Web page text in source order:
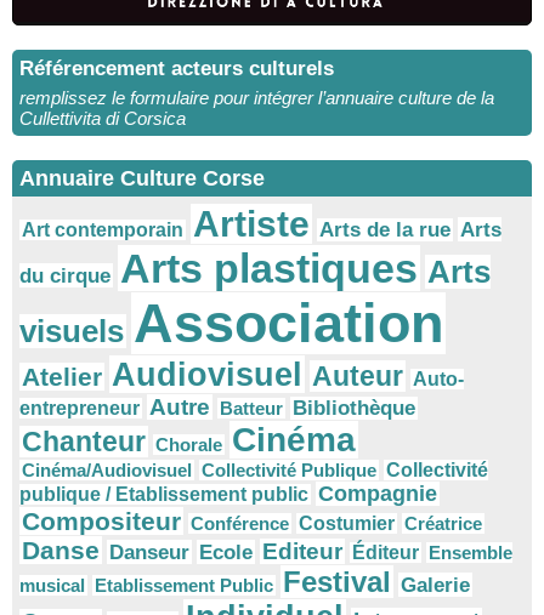
Référencement acteurs culturels
remplissez le formulaire pour intégrer l’annuaire culture de la
Cullettivita di Corsica
Annuaire Culture Corse
Art contemporain Artiste Arts de la rue Arts
du cirque Arts plastiques Arts
visuels Association
Atelier Audiovisuel Auteur Auto-
entrepreneur Autre Batteur Bibliothèque
Chanteur Chorale Cinéma
Cinéma/Audiovisuel Collectivité Publique Collectivité
publique / Etablissement public Compagnie
Compositeur Conférence Costumier Créatrice
Danse Danseur Ecole Editeur Éditeur Ensemble
musical Etablissement Public Festival Galerie